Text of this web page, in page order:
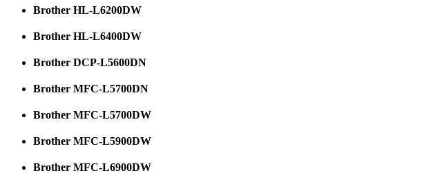
Brother HL-L6200DW
Brother HL-L6400DW
Brother DCP-L5600DN
Brother MFC-L5700DN
Brother MFC-L5700DW
Brother MFC-L5900DW
Brother MFC-L6900DW